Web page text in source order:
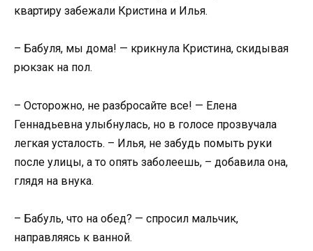
квартиру забежали Кристина и Илья.
– Бабуля, мы дома! — крикнула Кристина, скидывая
рюкзак на пол.
– Осторожно, не разбросайте все! — Елена
Геннадьевна улыбнулась, но в голосе прозвучала
легкая усталость. – Илья, не забудь помыть руки
после улицы, а то опять заболеешь, – добавила она,
глядя на внука.
– Бабуль, что на обед? — спросил мальчик,
направляясь к ванной.